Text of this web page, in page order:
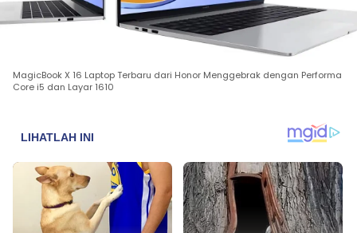
MagicBook X 16 Laptop Terbaru dari Honor Menggebrak dengan Performa
Core i5 dan Layar 1610